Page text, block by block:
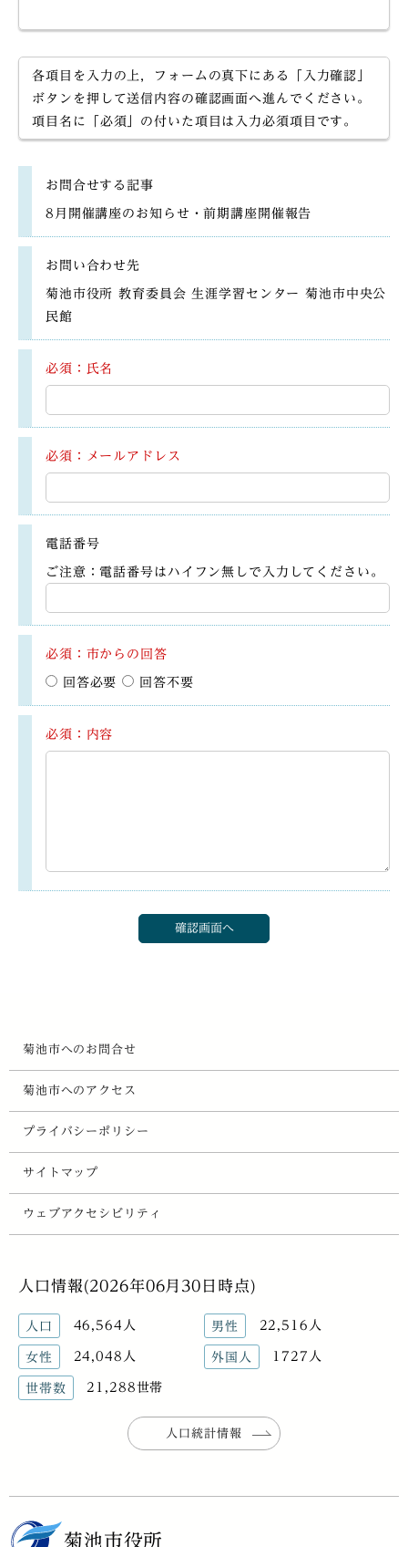
各項目を入力の上，フォームの真下にある「入力確認」
ボタンを押して送信内容の確認画面へ進んでください。
項目名に「必須」の付いた項目は入力必須項目です。
お問合せする記事
8月開催講座のお知らせ・前期講座開催報告
お問い合わせ先
菊池市役所 教育委員会 生涯学習センター 菊池市中央公
民館
必須：氏名
必須：メールアドレス
電話番号
ご注意：電話番号はハイフン無しで入力してください。
必須：市からの回答
回答必要 回答不要
必須：内容
菊池市へのお問合せ
菊池市へのアクセス
プライバシーポリシー
サイトマップ
ウェブアクセシビリティ
人口情報(2026年06月30日時点)
人口 46,564人 男性 22,516人
女性 24,048人 外国人 1727人
世帯数 21,288世帯
人口統計情報
菊池市役所